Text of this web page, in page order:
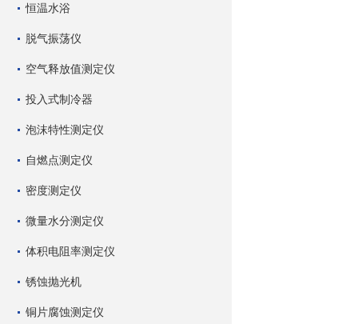
恒温水浴
脱气振荡仪
空气释放值测定仪
投入式制冷器
泡沫特性测定仪
自燃点测定仪
密度测定仪
微量水分测定仪
体积电阻率测定仪
锈蚀抛光机
铜片腐蚀测定仪